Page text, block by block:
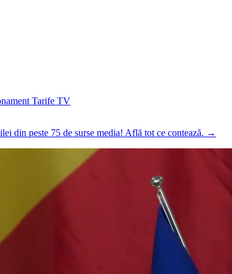
Tarife TV
din peste 75 de surse media! Află tot ce contează. →